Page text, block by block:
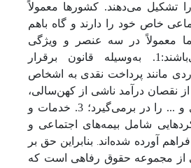
تشکیل می‌دهند. کشورها معمولاً
خاص خود را دارند و گاه باهم
معمولاً در سه عنصر و ویژگی
اصلی مشترک می‌باشند:1. به‌وسیله قانون برقرار
مانند پرداخت نقدی به اشخاص
نقصان درآمد ناشی از کهن‌سالی،
ازکارافتادگی، بیکاری و ... را در برمی‌گیرد؛ 3. خدمات و
شامل بیمه‌های اجتماعی و
آورده شده‌اند. بنابراین حق بر
از مجموعه حقوق رفاهی است که